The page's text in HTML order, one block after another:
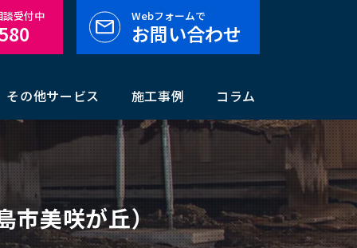
その他サービス 施工事例 コラム
受付中 Webフォームで
お問い合わせ
市美咲が丘）